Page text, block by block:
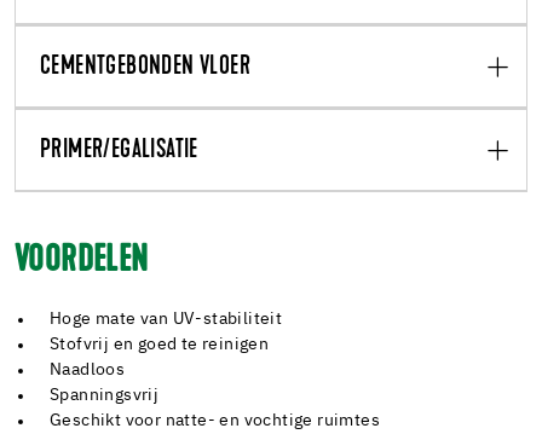
CEMENTGEBONDEN VLOER
PRIMER/EGALISATIE
VOORDELEN
Hoge mate van UV-stabiliteit
Stofvrij en goed te reinigen
Naadloos
Spanningsvrij
Geschikt voor natte- en vochtige ruimtes